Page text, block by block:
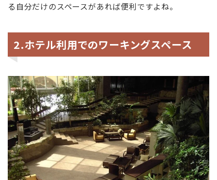
る自分だけのスペースがあれば便利ですよね。
2.ホテル利用でのワーキングスペース